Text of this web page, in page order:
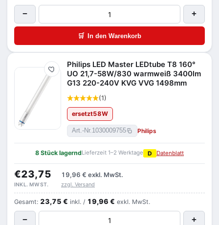
− +
🛒 In den Warenkorb
Merken
Philips LED Master LEDtube T8 160°
UO 21,7-58W/830 warmweiß 3400lm
G13 220-240V KVG VVG 1498mm
(1)
ersetzt58W
Art.-Nr.1030009755 Philips
8 Stück lagerndLieferzeit 1–2 Werktage D Datenblatt
€23,75 19,96 € exkl. MwSt.
INKL. MWST. zzgl. Versand
Gesamt: 23,75 € inkl. / 19,96 € exkl. MwSt.
− +